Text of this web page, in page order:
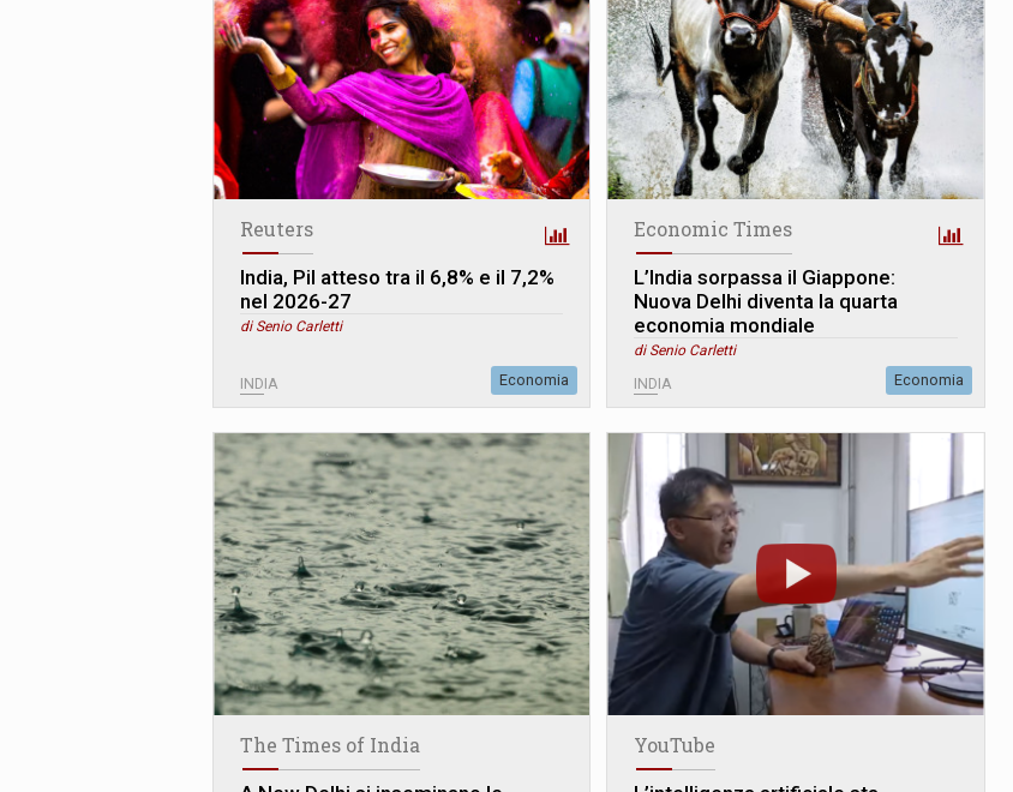
Reuters
India, Pil atteso tra il 6,8% e il 7,2%
nel 2026-27
di Senio Carletti
INDIA Economia
Economic Times
L’India sorpassa il Giappone:
Nuova Delhi diventa la quarta
economia mondiale
di Senio Carletti
INDIA Economia
The Times of India YouTube